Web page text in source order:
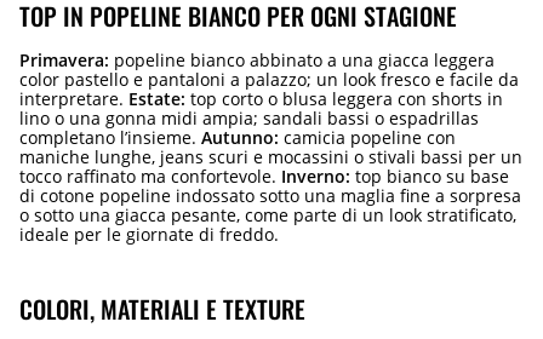
TOP IN POPELINE BIANCO PER OGNI STAGIONE
Primavera: popeline bianco abbinato a una giacca leggera
color pastello e pantaloni a palazzo; un look fresco e facile da
interpretare. Estate: top corto o blusa leggera con shorts in
lino o una gonna midi ampia; sandali bassi o espadrillas
completano l’insieme. Autunno: camicia popeline con
maniche lunghe, jeans scuri e mocassini o stivali bassi per un
tocco raffinato ma confortevole. Inverno: top bianco su base
di cotone popeline indossato sotto una maglia fine a sorpresa
o sotto una giacca pesante, come parte di un look stratificato,
ideale per le giornate di freddo.
COLORI, MATERIALI E TEXTURE